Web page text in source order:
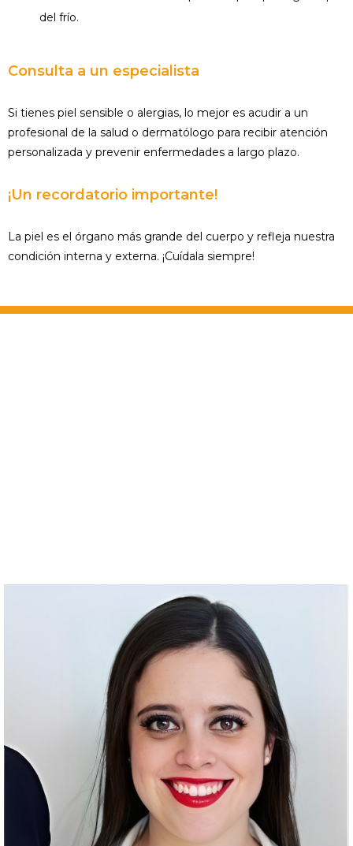
del frío.
Consulta a un especialista
Si tienes piel sensible o alergias, lo mejor es acudir a un
profesional de la salud o dermatólogo para recibir atención
personalizada y prevenir enfermedades a largo plazo.
¡Un recordatorio importante!
La piel es el órgano más grande del cuerpo y refleja nuestra
condición interna y externa. ¡Cuídala siempre!